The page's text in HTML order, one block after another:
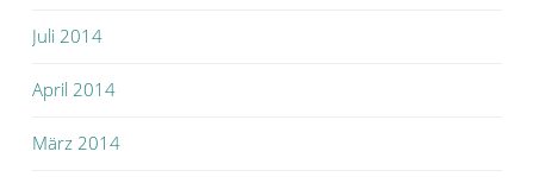
Juli 2014
April 2014
März 2014